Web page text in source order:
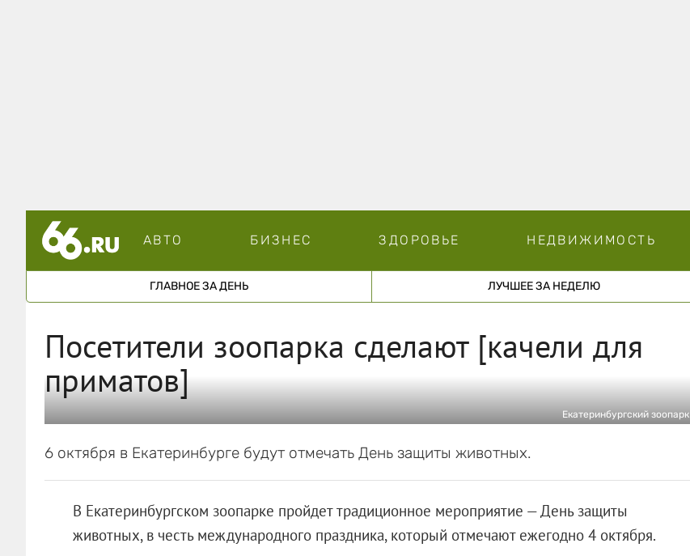
АВТО БИЗНЕС ЗДОРОВЬЕ НЕДВИЖИМОСТЬ
ГЛАВНОЕ ЗА ДЕНЬ ЛУЧШЕЕ ЗА НЕДЕЛЮ
Посетители зоопарка сделают [качели для
приматов]
Екатеринбургский зоопарк
6 октября в Екатеринбурге будут отмечать День защиты животных.
В Екатеринбургском зоопарке пройдет традиционное мероприятие — День защиты
животных, в честь международного праздника, который отмечают ежегодно 4 октября.